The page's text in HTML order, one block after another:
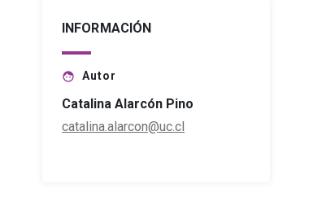
INFORMACIÓN
face Autor
Catalina Alarcón Pino
catalina.alarcon@uc.cl